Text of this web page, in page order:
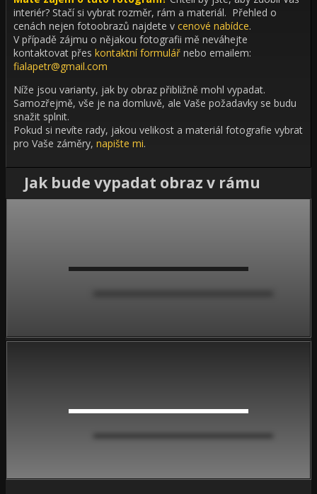
interiér? Stačí si vybrat rozměr, rám a materiál. Přehled o
cenách nejen fotoobrazů najdete v cenové nabídce.
V případě zájmu o nějakou fotografii mě neváhejte
kontaktovat přes kontaktní formulář nebo emailem:
fialapetr@gmail.com
Níže jsou varianty, jak by obraz přibližně mohl vypadat.
Samozřejmě, vše je na domluvě, ale Vaše požadavky se budu
snažit splnit.
Pokud si nevíte rady, jakou velikost a materiál fotografie vybrat
pro Vaše záměry, napište mi.
Jak bude vypadat obraz v rámu